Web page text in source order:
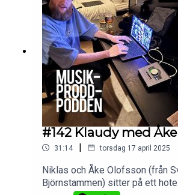
#142 Klaudy med
31:14 | torsdag 17 april 2025
Niklas och Åke Olofsson (från
Björnstammen) sitter på ett